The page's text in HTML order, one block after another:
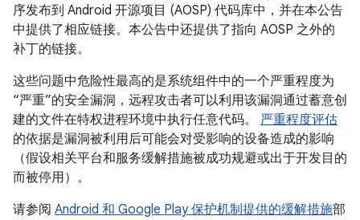
序发布到 Android 开源项目 (AOSP) 代码库中，并在本公告
中提供了相应链接。本公告中还提供了指向 AOSP 之外的
补丁的链接。
这些问题中危险性最高的是系统组件中的一个严重程度为
“严重”的安全漏洞，远程攻击者可以利用该漏洞通过蓄意创
建的文件在特权进程环境中执行任意代码。 严重程度评估
的依据是漏洞被利用后可能会对受影响的设备造成的影响
（假设相关平台和服务缓解措施被成功规避或出于开发目的
而被停用）。
请参阅 Android 和 Google Play 保护机制提供的缓解措施部